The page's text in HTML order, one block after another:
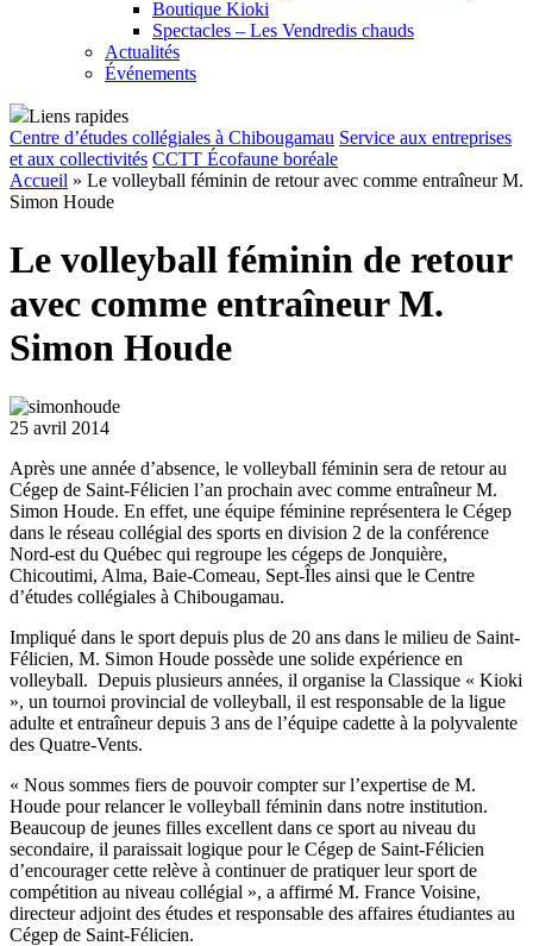
Boutique Kioki
Spectacles – Les Vendredis chauds
Actualités
Événements
Liens rapides
Centre d’études collégiales à Chibougamau Service aux entreprises
et aux collectivités CCTT Écofaune boréale
Accueil » Le volleyball féminin de retour avec comme entraîneur M.
Simon Houde
Le volleyball féminin de retour
avec comme entraîneur M.
Simon Houde
25 avril 2014
Après une année d’absence, le volleyball féminin sera de retour au
Cégep de Saint-Félicien l’an prochain avec comme entraîneur M.
Simon Houde. En effet, une équipe féminine représentera le Cégep
dans le réseau collégial des sports en division 2 de la conférence
Nord-est du Québec qui regroupe les cégeps de Jonquière,
Chicoutimi, Alma, Baie-Comeau, Sept-Îles ainsi que le Centre
d’études collégiales à Chibougamau.
Impliqué dans le sport depuis plus de 20 ans dans le milieu de Saint-
Félicien, M. Simon Houde possède une solide expérience en
volleyball. Depuis plusieurs années, il organise la Classique « Kioki
», un tournoi provincial de volleyball, il est responsable de la ligue
adulte et entraîneur depuis 3 ans de l’équipe cadette à la polyvalente
des Quatre-Vents.
« Nous sommes fiers de pouvoir compter sur l’expertise de M.
Houde pour relancer le volleyball féminin dans notre institution.
Beaucoup de jeunes filles excellent dans ce sport au niveau du
secondaire, il paraissait logique pour le Cégep de Saint-Félicien
d’encourager cette relève à continuer de pratiquer leur sport de
compétition au niveau collégial », a affirmé M. France Voisine,
directeur adjoint des études et responsable des affaires étudiantes au
Cégep de Saint-Félicien.